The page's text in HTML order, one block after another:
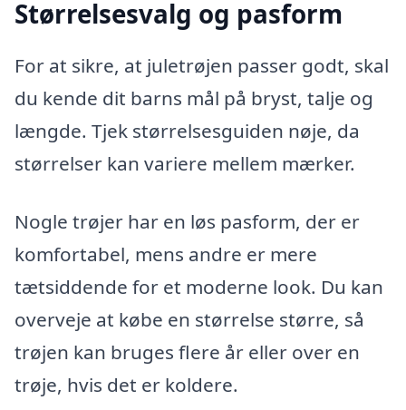
Størrelsesvalg og pasform
For at sikre, at juletrøjen passer godt, skal
du kende dit barns mål på bryst, talje og
længde. Tjek størrelsesguiden nøje, da
størrelser kan variere mellem mærker.
Nogle trøjer har en løs pasform, der er
komfortabel, mens andre er mere
tætsiddende for et moderne look. Du kan
overveje at købe en størrelse større, så
trøjen kan bruges flere år eller over en
trøje, hvis det er koldere.